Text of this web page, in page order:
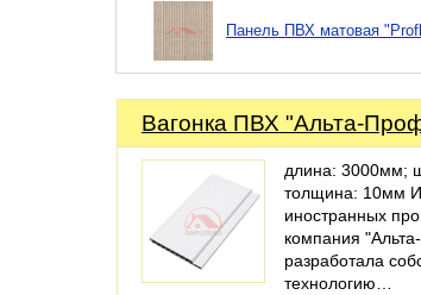
Панель ПВХ матовая
Вагонка ПВХ "Альта-
длина: 3000мм;
толщина: 10мм
иностранных
компания
разработала
технологию…